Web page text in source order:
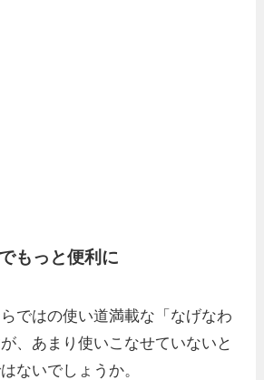
もっと便利に
ではの使い道満載な「なげなわ
、あまり使いこなせていないと
ないでしょうか。